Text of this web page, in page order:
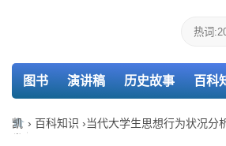
图书 演讲稿 历史故事 百科
个人简历 报告 策划 教案
凯 › 百科知识 ›当代大学生思想行为状况分